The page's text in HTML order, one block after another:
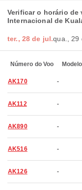
Verificar o horário de
Internacional de
ter., 28 de jul.qua., 29
Número do Voo
AK170 -
AK112 -
AK890 -
AK516 -
AK126 -